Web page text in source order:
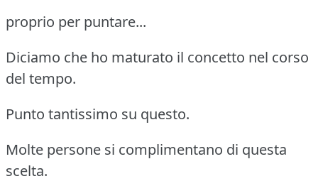
proprio per puntare...
Diciamo che ho maturato il concetto nel corso
del tempo.
Punto tantissimo su questo.
Molte persone si complimentano di questa
scelta.